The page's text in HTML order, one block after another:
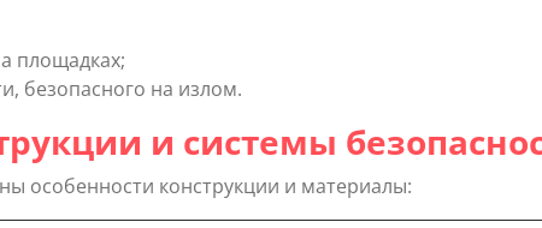
площадках;
безопасного на излом.
и системы
особенности конструкции и материалы: